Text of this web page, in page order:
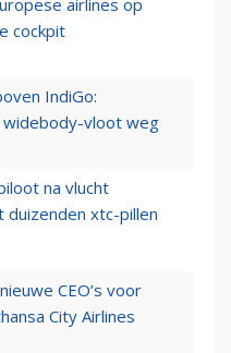
airlines op
cockpit
IndiGo:
vloot weg
na vlucht
duizenden xtc-pillen
CEO’s voor
City Airlines